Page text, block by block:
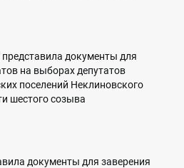
документы для
на выборах депутатов
поселений Неклиновского
шестого созыва
документы для заверения